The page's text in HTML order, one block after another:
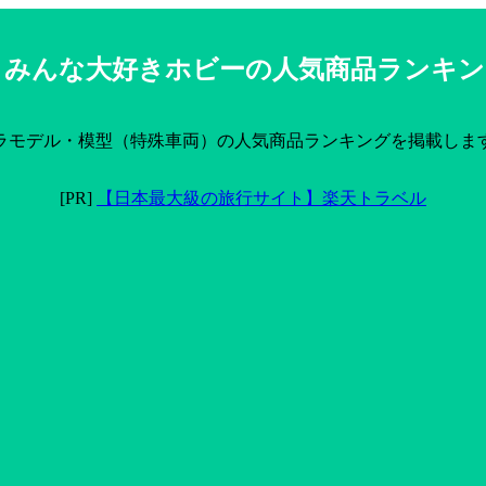
んな大好きホビーの人気商品ランキ
モデル・模型（特殊車両）の人気商品ランキングを掲載しま
[PR] 【日本最大級の旅行サイト】楽天トラベル